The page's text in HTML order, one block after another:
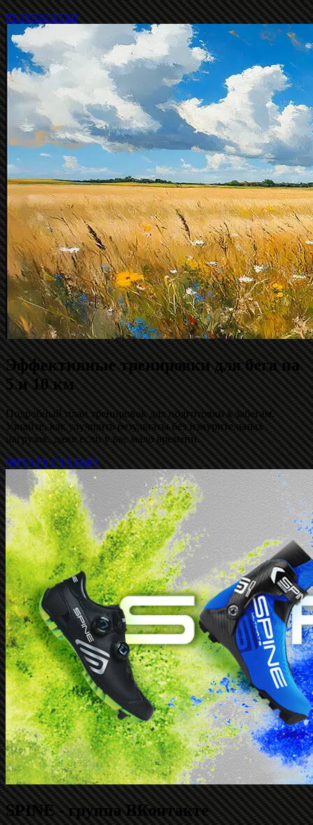
РЕЗУЛЬТАТЫ!
Эффективные тренировки для бега на
5 и 10 км
Подробный план тренировок для подготовки к забегам.
Узнайте, как улучшить результаты без изнурительных
нагрузок, даже если у вас мало времени.
ЧИТАТЬ СТАТЬЮ
SPINE - группа ВКонтакте